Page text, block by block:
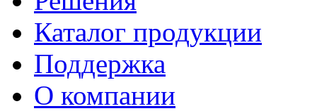
Каталог продукции
Поддержка
О компании